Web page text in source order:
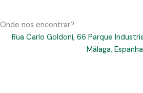
Onde nos encontrar?
Rua Carlo Goldoni, 66 Parque
Málaga, Espanha